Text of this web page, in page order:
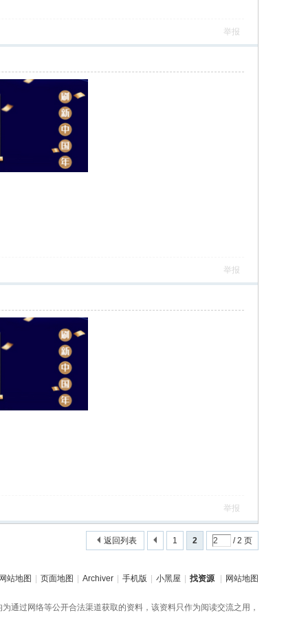
举报
举报
举报
1 2 / 2 页
返回列表
站地图 页面地图 Archiver 手机版 小黑屋 找资源 网站地图
为通过网络等公开合法渠道获取的资料，该资料只作为阅读交流之用，